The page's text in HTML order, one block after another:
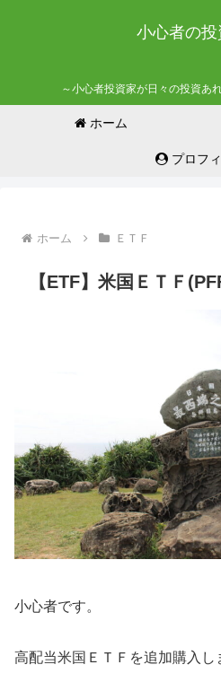
小心者の
～小心者投資家が日々の投資あ
ホーム
プロフ
ホーム ＥＴＦ
【ETF】米国ＥＴＦ
小心者です。
高配当米国ＥＴＦを追加購入し